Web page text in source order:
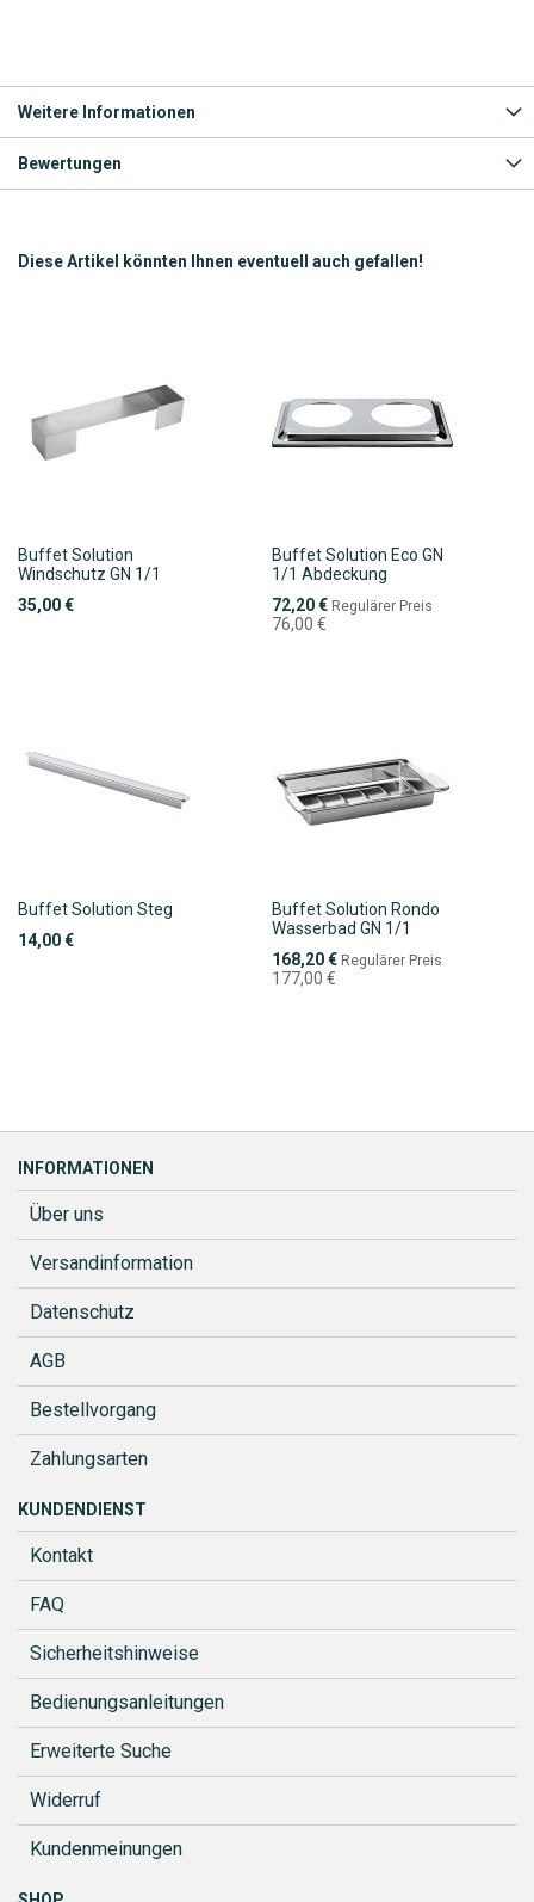
Weitere Informationen
Bewertungen
Diese Artikel könnten Ihnen eventuell auch gefallen!
Buffet Solution
Windschutz GN 1/1
35,00 €
Buffet Solution Eco GN
1/1 Abdeckung
Sonderpreis
72,20 € Regulärer Preis
76,00 €
Buffet Solution Steg
14,00 €
Buffet Solution Rondo
Wasserbad GN 1/1
Sonderpreis
168,20 € Regulärer Preis
177,00 €
INFORMATIONEN
Über uns
Versandinformation
Datenschutz
AGB
Bestellvorgang
Zahlungsarten
KUNDENDIENST
Kontakt
FAQ
Sicherheitshinweise
Bedienungsanleitungen
Erweiterte Suche
Widerruf
Kundenmeinungen